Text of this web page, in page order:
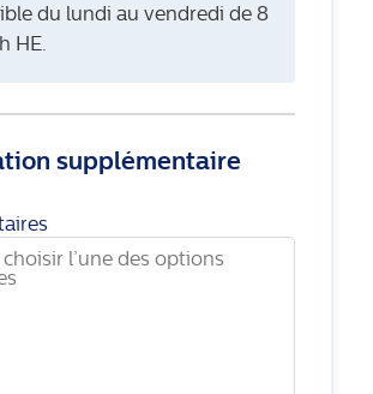
du lundi au vendredi de 8
HE.
supplémentaire